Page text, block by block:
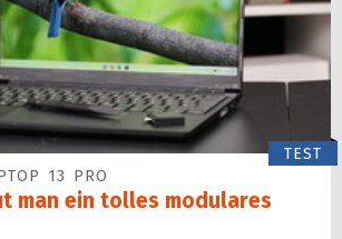
TEST
13 PRO
man ein tolles modulares